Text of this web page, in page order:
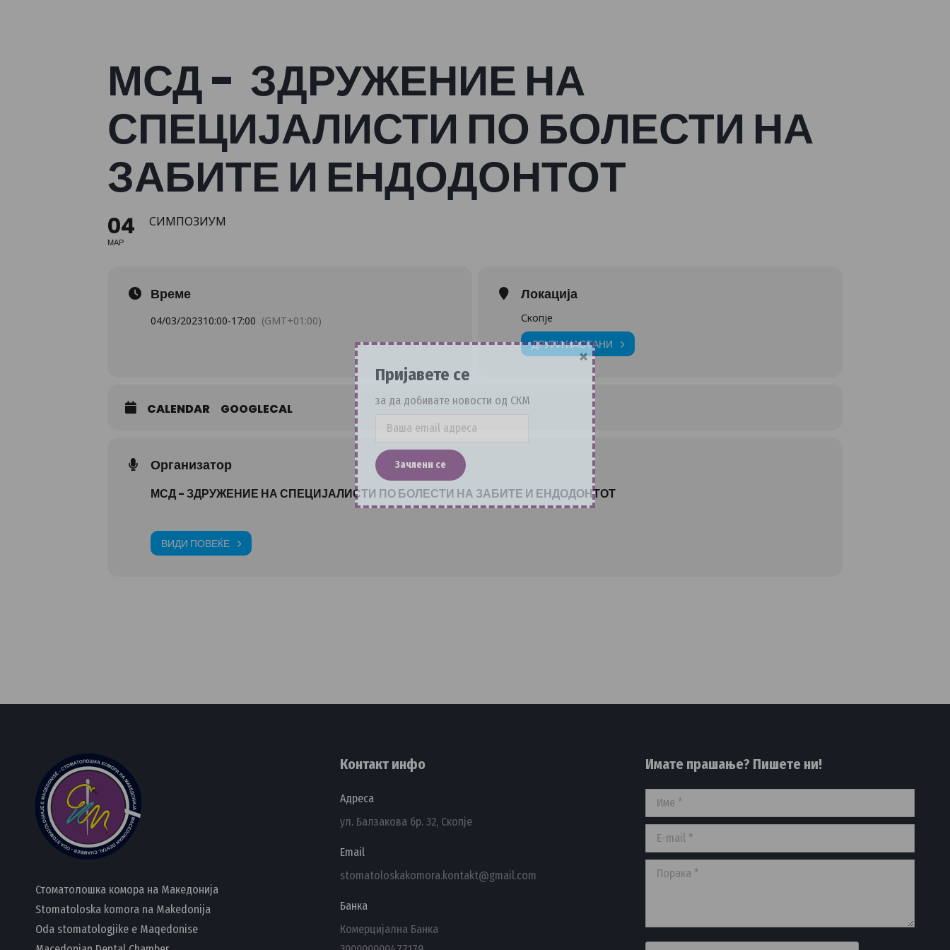
МСД - ЗДРУЖЕНИЕ НА
СПЕЦИЈАЛИСТИ ПО БОЛЕСТИ НА
ЗАБИТЕ И ЕНДОДОНТОТ
04
МАР
СИМПОЗИУМ
Време
04/03/202310:00-17:00 (GMT+01:00)
Локација
Скопје
ДРУГИ НАСТАНИ
CALENDAR GOOGLECAL
Организатор
МСД - ЗДРУЖЕНИЕ НА СПЕЦИЈАЛИСТИ ПО БОЛЕСТИ НА ЗАБИТЕ И ЕНДОДОНТОТ
ВИДИ ПОВЕЌЕ
Стоматолошка комора на Македонија
Stomatoloska komora na Makedonija
Oda stomatologjike e Maqedonise
Контакт инфо
Адреса
ул. Балзакова бр. 32, Скопје
Email
stomatoloskakomora.kontakt@gmail.com
Банка
Комерцијална Банка
Имате прашање? Пишете ни!
Име *
E-mail *
Порака *
Пријавете се
за да добивате новости од СКМ
×